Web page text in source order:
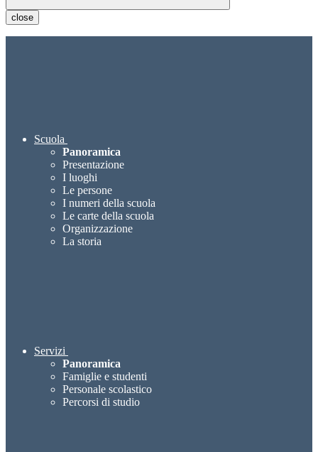
close
Scuola
Panoramica
Presentazione
I luoghi
Le persone
I numeri della scuola
Le carte della scuola
Organizzazione
La storia
Servizi
Panoramica
Famiglie e studenti
Personale scolastico
Percorsi di studio